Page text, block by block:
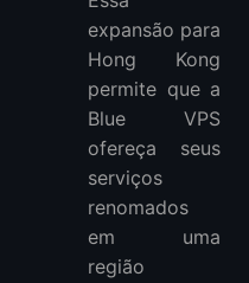
expansão para
Hong Kong
permite que a
Blue VPS
ofereça seus
serviços
renomados
em uma
região